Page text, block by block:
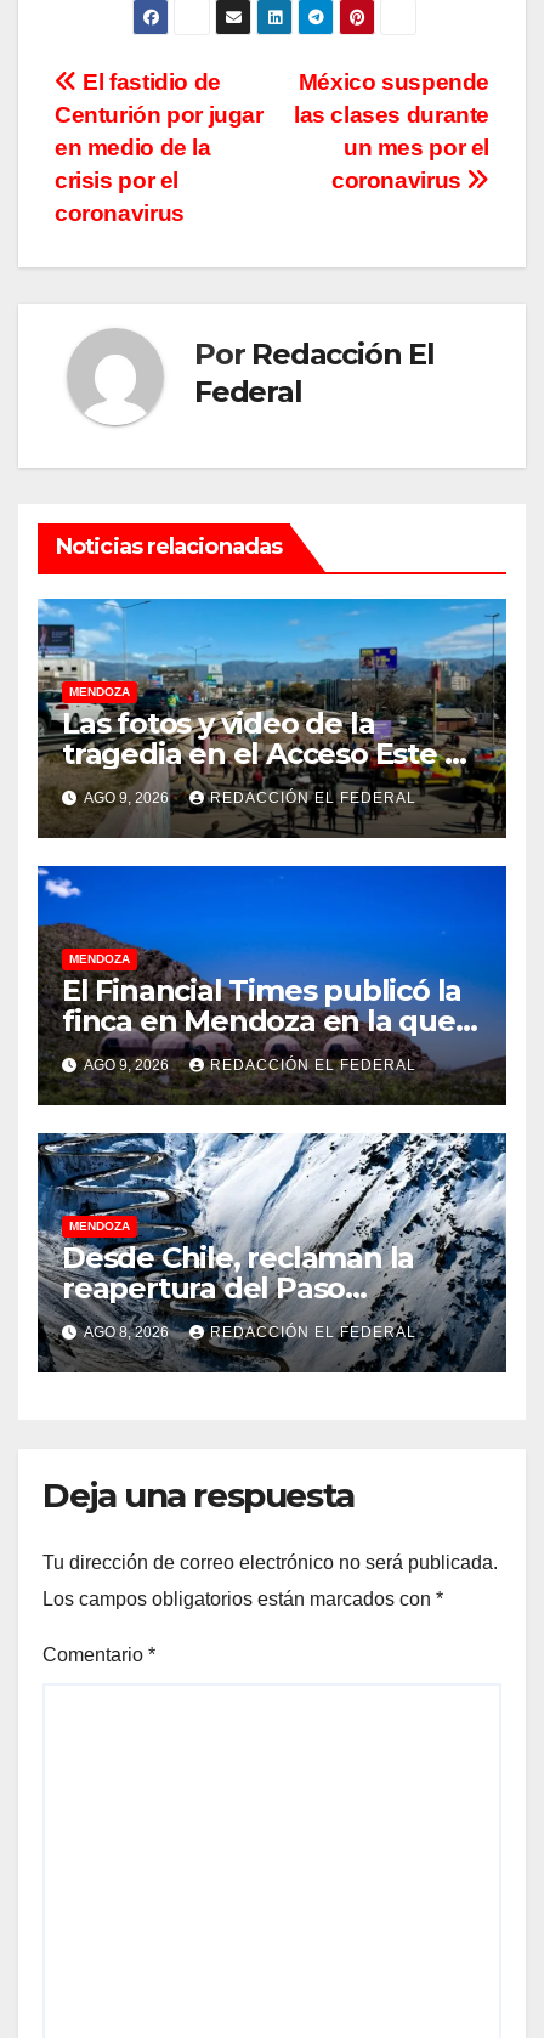
Navegación
de
entradas
México suspende
las clases durante
un mes por el
coronavirus
El fastidio de
Centurión por jugar
en medio de la
crisis por el
coronavirus
Por Redacción El
Federal
Noticias relacionadas
MENDOZA
Las fotos y video de la
tragedia en el Acceso Este en
donde murió un padre de
familia
AGO 9, 2026 REDACCIÓN EL FEDERAL
MENDOZA
El Financial Times publicó la
finca en Mendoza en la que
CEOs y millonarios de
empresas tecnológicas
planean enfrentar un posible
“apocalipsis” y guerra
nuclear
AGO 9, 2026 REDACCIÓN EL FEDERAL
MENDOZA
Desde Chile, reclaman la
reapertura del Paso
Internacional Los
Libertadores: pérdidas
millonarias
AGO 8, 2026 REDACCIÓN EL FEDERAL
Deja una respuesta
Tu dirección de correo electrónico no será publicada.
Los campos obligatorios están marcados con *
Comentario *